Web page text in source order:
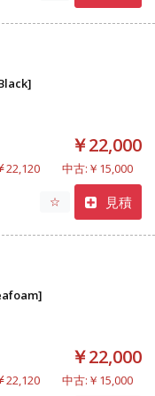
￥22,000
22,120 中古:￥15,000
☆ 見積
￥22,000
22,120 中古:￥15,000